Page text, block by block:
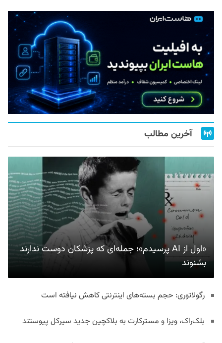
آخرین مطالب
«اول از AI پرسیدم»؛ جمله‌ای که پزشکان دوست ندارند
بشنوند
رگولاتوری: حجم بسته‌های اینترنتی کاهش نیافته است
بلک‌راک، ویزا و مسترکارت به بلاکچین جدید سیرکل پیوستند